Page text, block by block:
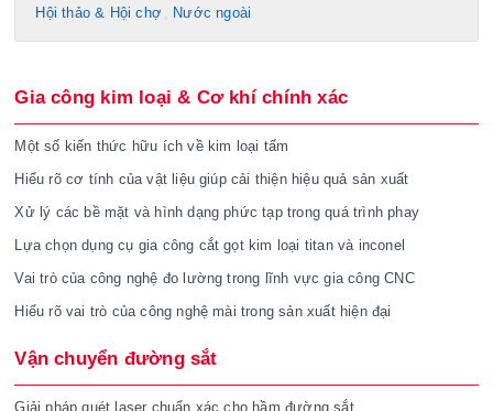
Hội thảo & Hội chợ
Nước ngoài
Gia công kim loại & Cơ khí chính xác
Một số kiến thức hữu ích về kim loại tấm
Hiểu rõ cơ tính của vật liệu giúp cải thiện hiệu quả sản xuất
Xử lý các bề mặt và hình dạng phức tạp trong quá trình phay
Lựa chọn dụng cụ gia công cắt gọt kim loại titan và inconel
Vai trò của công nghệ đo lường trong lĩnh vực gia công CNC
Hiểu rõ vai trò của công nghệ mài trong sản xuất hiện đại
Vận chuyển đường sắt
Giải pháp quét laser chuẩn xác cho hầm đường sắt